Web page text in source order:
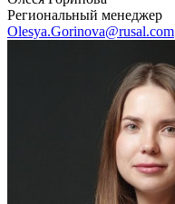
Региональный менеджер
Olesya.Gorinova@rusal.com